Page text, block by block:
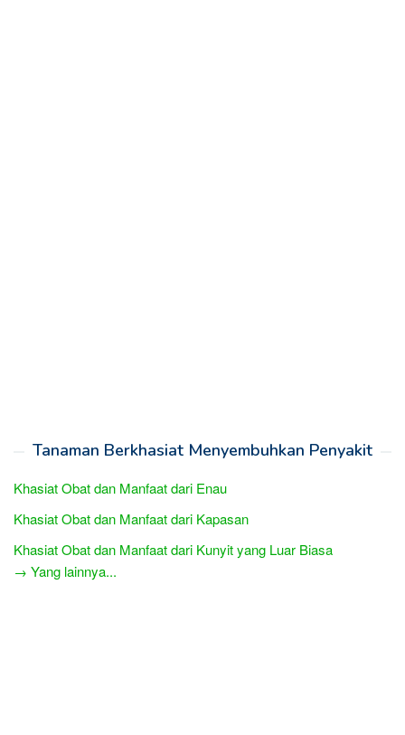
Tanaman Berkhasiat Menyembuhkan Penyakit
Khasiat Obat dan Manfaat dari Enau
Khasiat Obat dan Manfaat dari Kapasan
Khasiat Obat dan Manfaat dari Kunyit yang Luar Biasa
→ Yang lainnya...